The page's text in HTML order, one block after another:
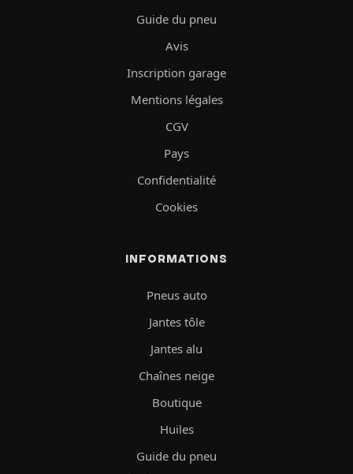
Guide du pneu
Avis
Inscription garage
Mentions légales
CGV
Pays
Confidentialité
Cookies
INFORMATIONS
Pneus auto
Jantes tôle
Jantes alu
Chaînes neige
Boutique
Huiles
Guide du pneu